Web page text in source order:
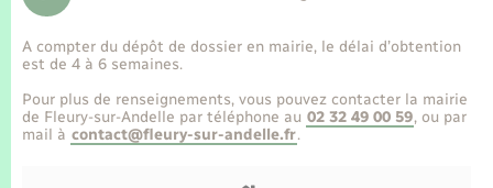
Etat-civil - Papiers - Citoyenneté
Mariage – PACS
Parrainage civil
Logement - Urbanisme
Transports scolaires
Travaux - Autorisation d’occupation de l’espace
public
Compétences
Plan interactif
A compter du dépôt de dossier en mairie, le délai d’obtention
est de 4 à 6 semaines.
Pour plus de renseignements, vous pouvez contacter la mairie
de Fleury-sur-Andelle par téléphone au 02 32 49 00 59, ou par
mail à contact@fleury-sur-andelle.fr.